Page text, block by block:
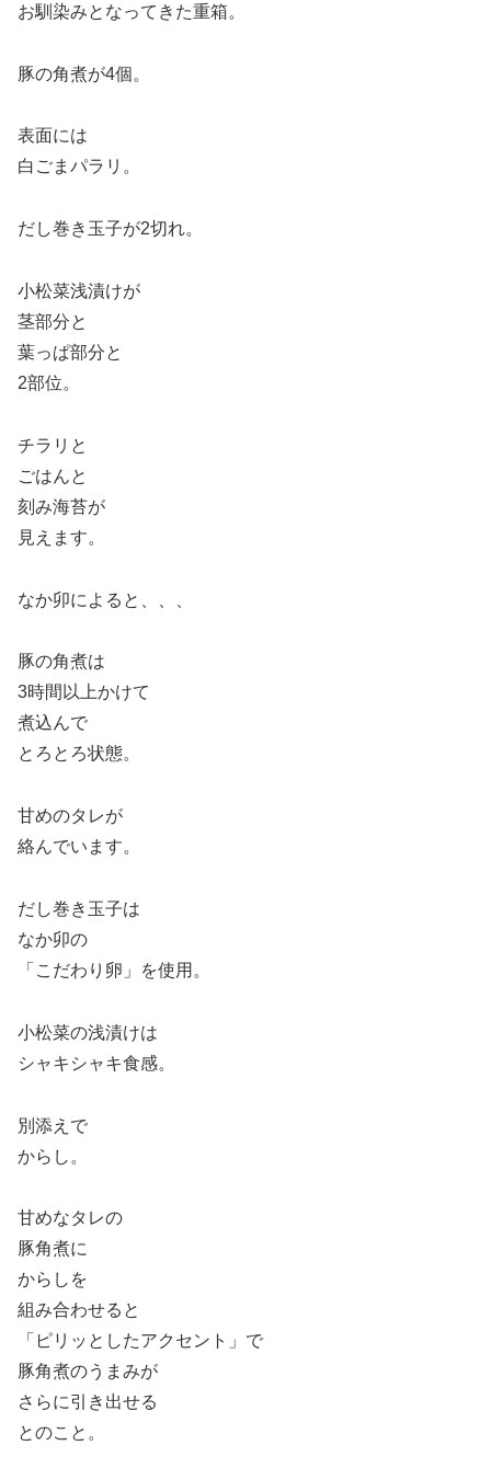
お馴染みとなってきた重箱。
豚の角煮が4個。
表面には
白ごまパラリ。
だし巻き玉子が2切れ。
小松菜浅漬けが
茎部分と
葉っぱ部分と
2部位。
チラリと
ごはんと
刻み海苔が
見えます。
なか卯によると、、、
豚の角煮は
3時間以上かけて
煮込んで
とろとろ状態。
甘めのタレが
絡んでいます。
だし巻き玉子は
なか卯の
「こだわり卵」を使用。
小松菜の浅漬けは
シャキシャキ食感。
別添えで
からし。
甘めなタレの
豚角煮に
からしを
組み合わせると
「ピリッとしたアクセント」で
豚角煮のうまみが
さらに引き出せる
とのこと。